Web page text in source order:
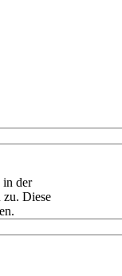
in der
zu. Diese